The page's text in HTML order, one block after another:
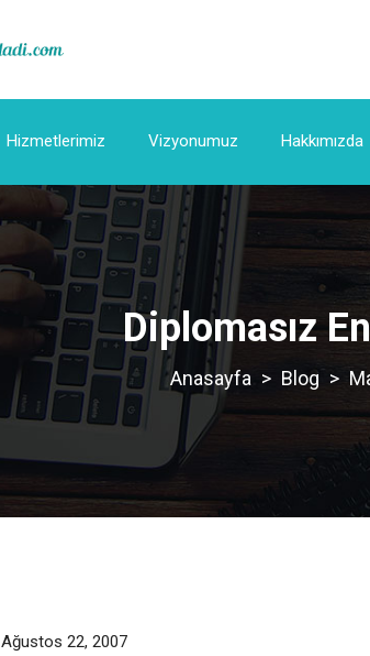
Hizmetlerimiz Vizyonumuz Hakkımızda
Diplomasız
> Blog >
Ağustos 22, 2007